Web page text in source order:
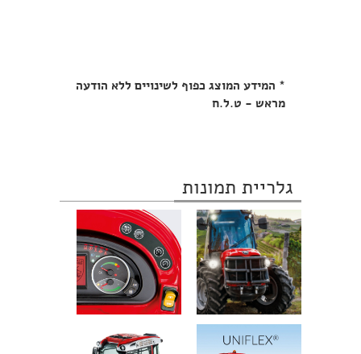
* המידע המוצג כפוף לשינויים ללא הודעה
מראש - ט.ל.ח
גלריית תמונות